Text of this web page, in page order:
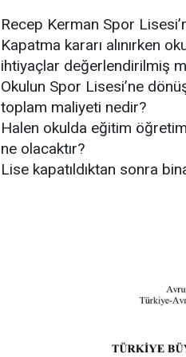
Recep Kerman Spor
Kapatma kararı alınırken
ihtiyaçlar değerlendirilmiş
Okulun Spor Lisesi’ne
toplam maliyeti nedir?
Halen okulda eğitim
ne olacaktır?
Lise kapatıldıktan sonra